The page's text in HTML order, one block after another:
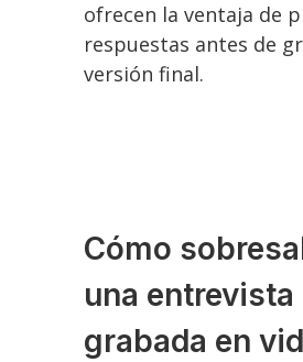
ofrecen la ventaja de
respuestas antes de
versión final.
Cómo
una entrevista
grabada en